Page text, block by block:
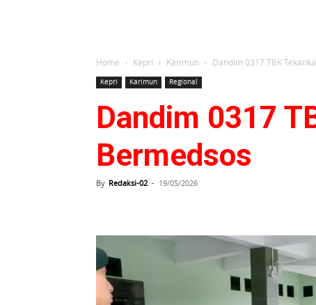
Home Kepri Karimun Dandim 0317 TBK
Kepri Karimun Regional
Dandim 0317
Bermedsos
By Redaksi-02 - 19/05/2026